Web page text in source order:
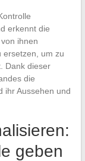
erkennt die
ihnen
ersetzen, um zu
Dank dieser
die
ihr Aussehen und
geben